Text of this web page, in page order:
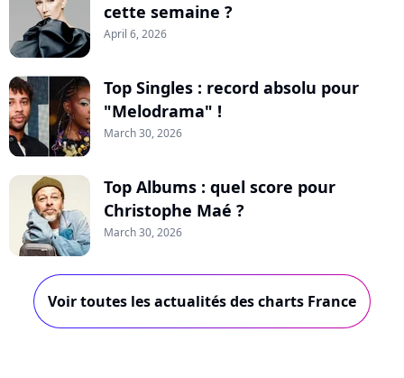
cette semaine ?
April 6, 2026
Top Singles : record absolu pour
"Melodrama" !
March 30, 2026
Top Albums : quel score pour
Christophe Maé ?
March 30, 2026
Voir toutes les actualités des charts France